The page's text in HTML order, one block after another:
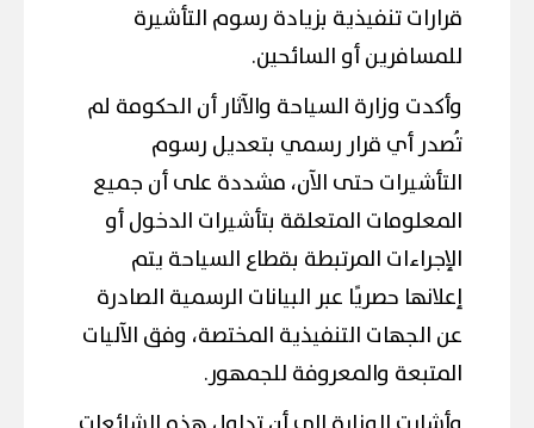
قرارات تنفيذية بزيادة رسوم التأشيرة
للمسافرين أو السائحين.
وأكدت وزارة السياحة والآثار أن الحكومة لم
تُصدر أي قرار رسمي بتعديل رسوم
التأشيرات حتى الآن، مشددة على أن جميع
المعلومات المتعلقة بتأشيرات الدخول أو
الإجراءات المرتبطة بقطاع السياحة يتم
إعلانها حصريًا عبر البيانات الرسمية الصادرة
عن الجهات التنفيذية المختصة، وفق الآليات
المتبعة والمعروفة للجمهور.